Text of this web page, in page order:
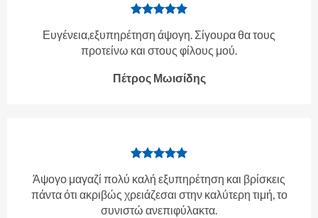
Ευγένεια,εξυπηρέτηση άψογη. Σίγουρα θα τους
προτείνω και στους φίλους μού.
Πέτρος Μωισίδης
Άψογο μαγαζί πολύ καλή εξυπηρέτηση και βρίσκεις
πάντα ότι ακριβώς χρειάζεσαι στην καλύτερη τιμή, το
συνιστώ ανεπιφύλακτα.